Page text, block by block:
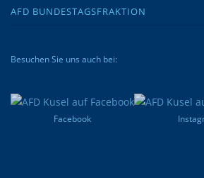
AFD BUNDESTAGSFRAKTION
Besuchen Sie uns auch bei:
Facebook